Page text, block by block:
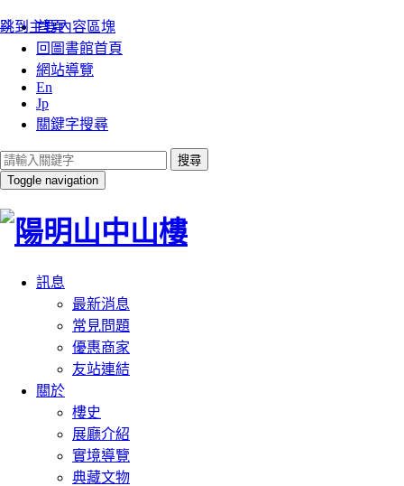
跳到主要內容區塊
:::
首頁
回圖書館首頁
網站導覽
En
Jp
關鍵字搜尋
搜尋
Toggle navigation
訊息
最新消息
常見問題
優惠商家
友站連結
關於
樓史
展廳介紹
實境導覽
典藏文物